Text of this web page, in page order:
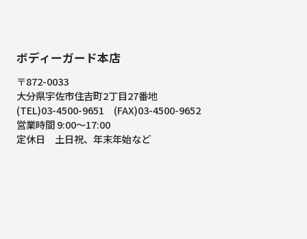
ボディーガード本店
〒872-0033
大分県宇佐市住吉町2丁目27番地
(TEL)03-4500-9651 (FAX)03-4500-9652
営業時間 9:00～17:00
定休日 土日祝、年末年始など